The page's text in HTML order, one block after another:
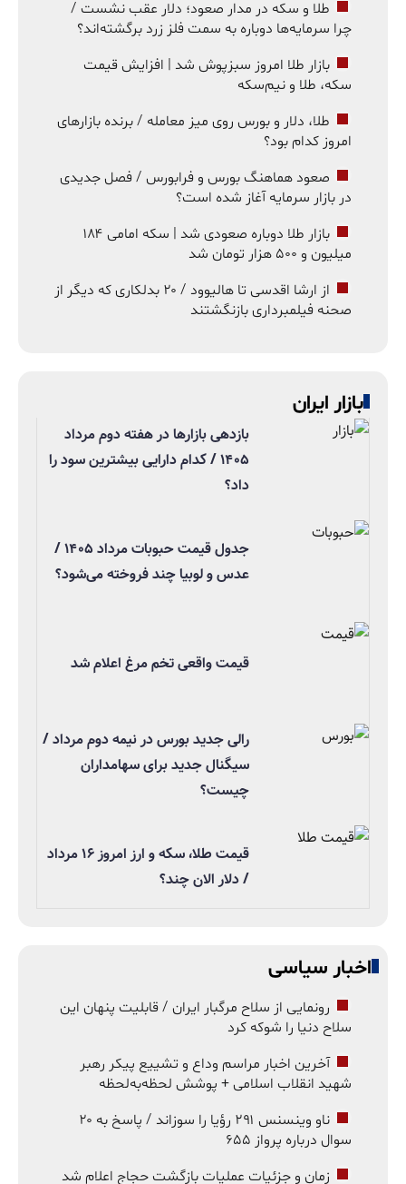
طلا و سکه در مدار صعود؛ دلار عقب نشست /
چرا سرمایه‌ها دوباره به سمت فلز زرد برگشته‌اند؟
بازار طلا امروز سبزپوش شد | افزایش قیمت
سکه، طلا و نیم‌سکه
طلا، دلار و بورس روی میز معامله / برنده بازارهای
امروز کدام بود؟
صعود هماهنگ بورس و فرابورس / فصل جدیدی
در بازار سرمایه آغاز شده است؟
بازار طلا دوباره صعودی شد | سکه امامی ۱۸۴
میلیون و ۵۰۰ هزار تومان شد
از ارشا اقدسی تا هالیوود / ۲۰ بدلکاری که دیگر از
صحنه فیلمبرداری بازنگشتند
بازار ایران
بازدهی بازارها در هفته دوم مرداد
۱۴۰۵ / کدام دارایی بیشترین سود را
داد؟
جدول قیمت حبوبات مرداد ۱۴۰۵ /
عدس و لوبیا چند فروخته می‌شود؟
قیمت واقعی تخم مرغ اعلام شد
رالی جدید بورس در نیمه دوم مرداد /
سیگنال جدید برای سهامداران
چیست؟
قیمت طلا، سکه و ارز امروز ۱۶ مرداد
/ دلار الان چند؟
اخبار سیاسی
رونمایی از سلاح مرگبار ایران / قابلیت پنهان این
سلاح دنیا را شوکه کرد
آخرین اخبار مراسم وداع و تشییع پیکر رهبر
شهید انقلاب اسلامی + پوشش لحظه‌به‌لحظه
ناو وینسنس ۲۹۱ رؤیا را سوزاند / پاسخ به ۲۰
سوال درباره پرواز ۶۵۵
زمان و جزئیات عملیات بازگشت حجاج اعلام شد